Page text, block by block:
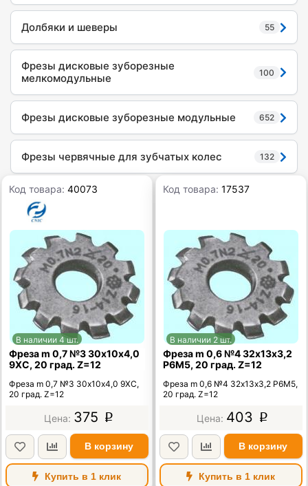
Долбяки и шеверы 55
Фрезы дисковые зуборезные
мелкомодульные
100
Фрезы дисковые зуборезные модульные 652
Фрезы червячные для зубчатых колес 132
Код товара:40073
В наличии 4 шт.
Фреза m 0,7 №3 30х10х4,0
9ХС, 20 град. Z=12
Фреза m 0,7 №3 30х10х4,0 9ХС,
20 град. Z=12
375 p
В корзину
Купить в 1 клик
Код товара:17537
В наличии 2 шт.
Фреза m 0,6 №4 32х13х3,2
Р6М5, 20 град. Z=12
Фреза m 0,6 №4 32х13х3,2 Р6М5,
20 град. Z=12
403 p
В корзину
Купить в 1 клик